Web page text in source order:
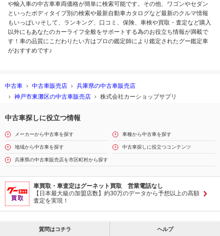
や輸入車の中古車車両価格が簡単に検索可能です。その他、ワゴンやセダン
といったボディタイプ別の検索や最新自動車カタログなど最新のクルマ情報
もいっぱい♪そして、ランキング、口コミ、保険、車検や買取・査定など購入
以外にもあなたのカーライフ全般をサポートする為のお役立ち情報が満載で
す！車の品質にこだわりたい方はプロの鑑定師により鑑定されたグー鑑定車
がおすすめです♪
中古車 中古車販売店
兵庫県の中古車販売店
神戸市東灘区の中古車販売店
株式会社カーショップサプリ
中古車探しに役立つ情報
メーカーから中古車を探す 車種から中古車を探す
地域から中古車を探す 中古車探しに役立つコンテンツ
兵庫県の中古車販売店を市区町村から探す
車買取・車査定はグーネット買取 営業電話なし
【日本最大級の加盟店数】約30万のデータから予想以上の高額
査定を実現！
質問はコチラ ヘルプ